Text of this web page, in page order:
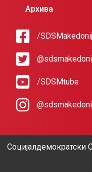
Архива
/
/SDSMtube
Социјалдемократски